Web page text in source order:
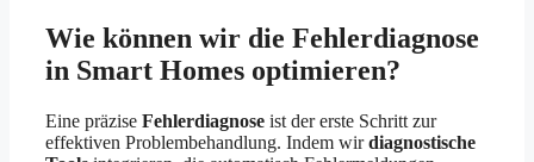
Wie können wir die Fehlerdiagnose
in Smart Homes optimieren?
Eine präzise Fehlerdiagnose ist der erste Schritt zur
effektiven Problembehandlung. Indem wirdiagnostische